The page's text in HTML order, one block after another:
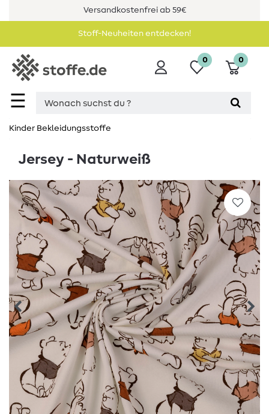
Versandkostenfrei ab 59€
Stoff-Neuheiten entdecken!
☰
0 0
Kinder Bekleidungsstoffe
Jersey - Naturweiß